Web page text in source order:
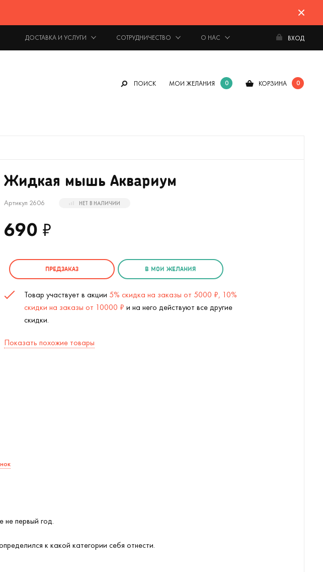
ДОСТАВКА И УСЛУГИ СОТРУДНИЧЕСТВО О НАС ВХОД
ПОИСК МОИ ЖЕЛАНИЯ 0 КОРЗИНА 0
Жидкая мышь Аквариум
Артикул 2606 НЕТ В НАЛИЧИИ
690 ₽
ПРЕДЗАКАЗ В МОИ ЖЕЛАНИЯ
Товар участвует в акции 5% скидка на заказы от 5000 ₽, 10%
скидки на заказы от 10000 ₽ и на него действуют все другие
скидки.
Показать похожие товары
не первый год.
к какой категории себя отнести.